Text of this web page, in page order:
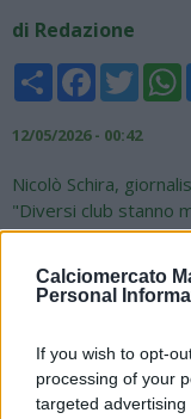
Calciomercato
Personal
If you wish to opt-
processing of your
targeted
di Redazione
Share Facebook
12/05/2026 - 00:42
Nicolò Schira,
"Diversi club stanno
su Maurizio Sarri:
(Giuntoli lo adora) e
Sarri con Lazio
Several Clubs are
#Sarri:#Napoli(if
loves him) and